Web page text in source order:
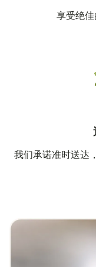
享受绝佳
我们承诺准时送达